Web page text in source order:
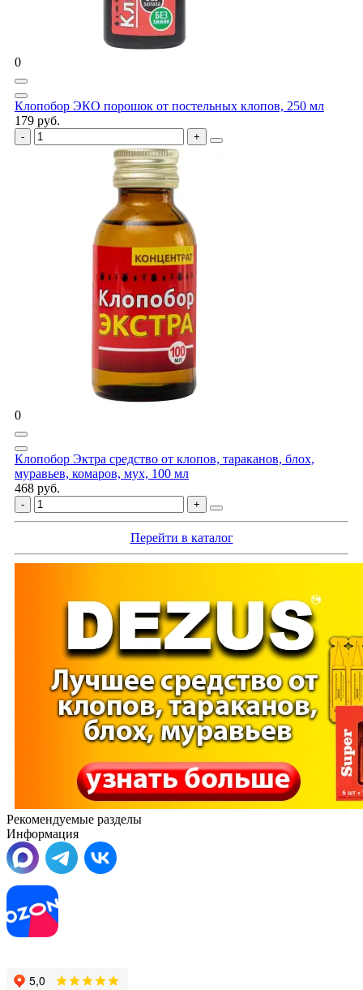
0
Клопобор ЭКО порошок от постельных клопов, 250 мл
179 руб.
0
Клопобор Эктра средство от клопов, тараканов, блох,
муравьев, комаров, мух, 100 мл
468 руб.
Перейти в каталог
Рекомендуемые разделы
Информация